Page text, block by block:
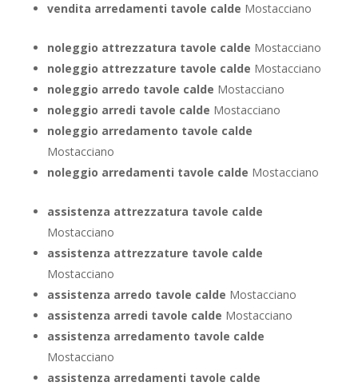
vendita arredamenti tavole calde Mostacciano
noleggio attrezzatura tavole calde Mostacciano
noleggio attrezzature tavole calde Mostacciano
noleggio arredo tavole calde Mostacciano
noleggio arredi tavole calde Mostacciano
noleggio arredamento tavole calde
Mostacciano
noleggio arredamenti tavole calde Mostacciano
assistenza attrezzatura tavole calde
Mostacciano
assistenza attrezzature tavole calde
Mostacciano
assistenza arredo tavole calde Mostacciano
assistenza arredi tavole calde Mostacciano
assistenza arredamento tavole calde
Mostacciano
assistenza arredamenti tavole calde